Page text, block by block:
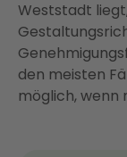
FAQ
Weststadt
den meisten
möglich, wenn